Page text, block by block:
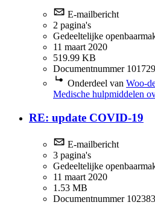
E-mailbericht
2 pagina's
Gedeeltelijke
11 maart 2020
519.99 KB
Documentnummer 101729
Onderdeel van Woo-
Medische hulpmiddelen
RE: update COVID-19
E-mailbericht
3 pagina's
Gedeeltelijke
11 maart 2020
1.53 MB
Documentnummer 102383